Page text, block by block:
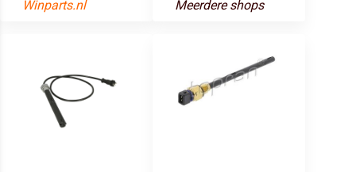
Winparts.nl Meerdere shops